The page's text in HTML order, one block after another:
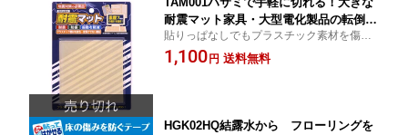
耐震マット家具・大型電化製品の転倒防
止電化製品などの振動音防止！対策に最
適！
貼りっぱなしでもプラスチック素材を傷め
ない素材ハサミで自由にカットできる！10
0mm×100mmの大きな耐震マット
1,100 円 送料無料
HGK02HQ結露水から フローリングを